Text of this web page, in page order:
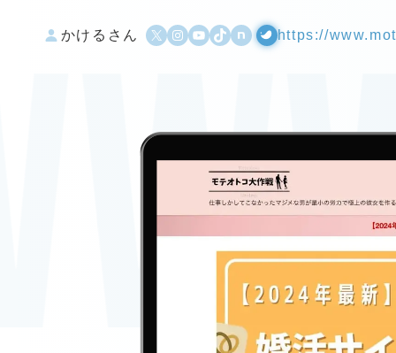
かけるさん X Instagram
YouTube
TikTok
500pxWordPress
https://